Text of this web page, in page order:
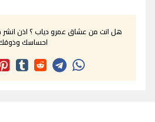
هل انت من عشاق عمرو دياب ؟ اذن
احساسك